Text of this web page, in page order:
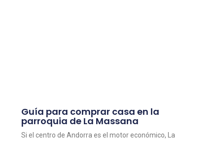
Guía para comprar casa en la
parroquia de La Massana
Si el centro de Andorra es el motor económico, La